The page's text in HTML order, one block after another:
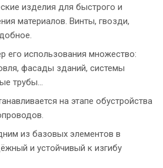
изделия для быстрого и
материалов. Винты, гвозди,
его использования множество:
фасады зданий, системы
трубы...
на этапе обустройства
из базовых элементов в
и устойчивый к изгибу